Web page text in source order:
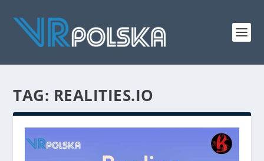
TAG: REALITIES.IO